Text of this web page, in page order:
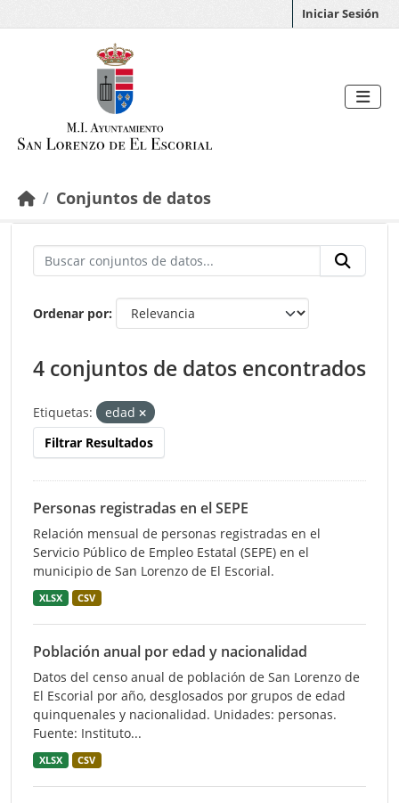
Iniciar Sesión
Conjuntos de datos
Ordenar por
4 conjuntos de datos encontrados
Etiquetas:
edad
Filtrar Resultados
Personas registradas en el SEPE
Relación mensual de personas registradas en el
Servicio Público de Empleo Estatal (SEPE) en el
municipio de San Lorenzo de El Escorial.
XLSX CSV
Población anual por edad y nacionalidad
Datos del censo anual de población de San Lorenzo de
El Escorial por año, desglosados por grupos de edad
quinquenales y nacionalidad. Unidades: personas.
Fuente: Instituto...
XLSX CSV